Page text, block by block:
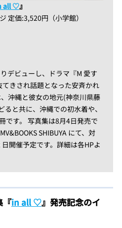
all ♡』
定価:3,520円（小学館）
デビューし、ドラマ『M 愛す
きされ話題となった安斉かれ
沖縄と彼女の地元(神奈川県藤
と共に、沖縄での初水着や、
です。 写真集は8月4日発売で
SHIBUYA にて、対
開催予定です。詳細は各HPよ
『in all ♡』発売記念のイ